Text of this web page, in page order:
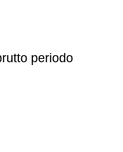
periodo